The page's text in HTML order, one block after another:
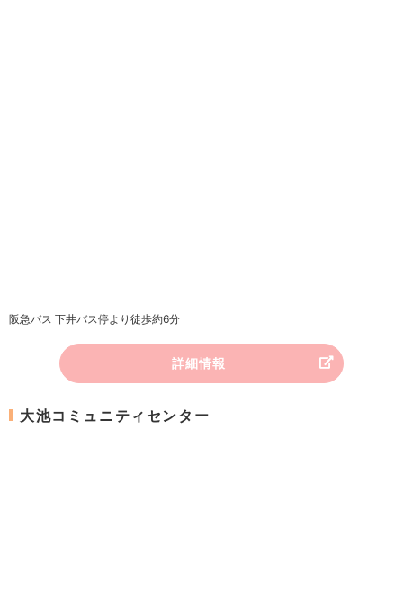
阪急バス 下井バス停より徒歩約6分
詳細情報
大池コミュニティセンター